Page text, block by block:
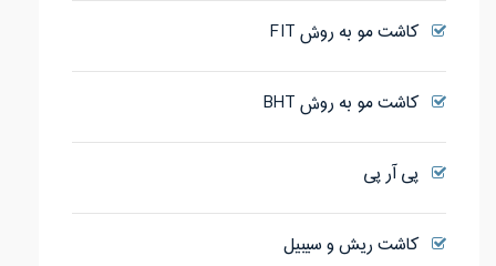
کاشت مو به روش FIT
کاشت مو به روش BHT
پی آر پی
کاشت ریش و سیبیل